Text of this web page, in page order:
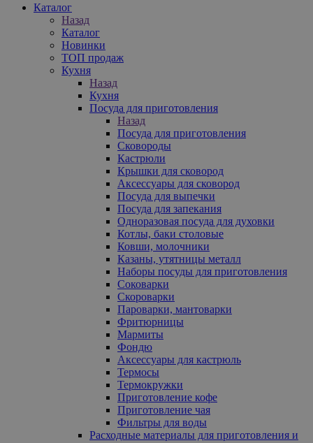
Каталог
Назад
Каталог
Новинки
ТОП продаж
Кухня
Назад
Кухня
Посуда для приготовления
Назад
Посуда для приготовления
Сковороды
Кастрюли
Крышки для сковород
Аксессуары для сковород
Посуда для выпечки
Посуда для запекания
Одноразовая посуда для духовки
Котлы, баки столовые
Ковши, молочники
Казаны, утятницы металл
Наборы посуды для приготовления
Соковарки
Скороварки
Пароварки, мантоварки
Фритюрницы
Мармиты
Фондю
Аксессуары для кастрюль
Термосы
Термокружки
Приготовление кофе
Приготовление чая
Фильтры для воды
Расходные материалы для приготовления и